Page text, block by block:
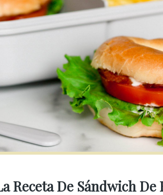
Receta De Sándwich De